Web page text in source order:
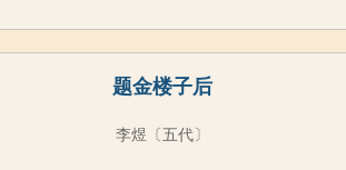
题金楼子后
李煜 〔五代〕